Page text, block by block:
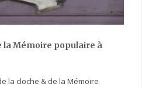
la Mémoire populaire à
la cloche & de la Mémoire